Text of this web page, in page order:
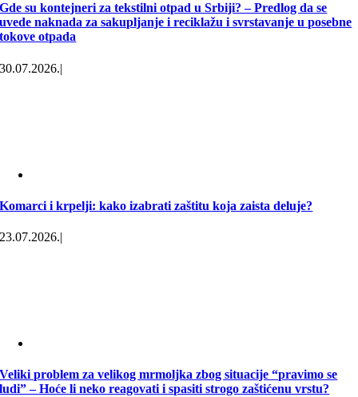
Gde su kontejneri za tekstilni otpad u Srbiji? – Predlog da se
uvede naknada za sakupljanje i reciklažu i svrstavanje u posebne
tokove otpada
30.07.2026.|
Komarci i krpelji: kako izabrati zaštitu koja zaista deluje?
23.07.2026.|
Veliki problem za velikog mrmoljka zbog situacije “pravimo se
ludi” – Hoće li neko reagovati i spasiti strogo zaštićenu vrstu?